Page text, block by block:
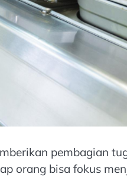
pembagian
orang bisa fokus